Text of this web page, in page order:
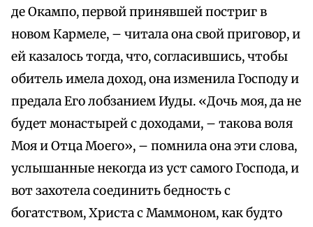
де Окампо, первой принявшей постриг в
новом Кармеле, – читала она свой приговор, и
ей казалось тогда, что, согласившись, чтобы
обитель имела доход, она изменила Господу и
предала Его лобзанием Иуды. «Дочь моя, да не
будет монастырей с доходами, – такова воля
Моя и Отца Моего», – помнила она эти слова,
услышанные некогда из уст самого Господа, и
вот захотела соединить бедность с
богатством, Христа с Маммоном, как будто